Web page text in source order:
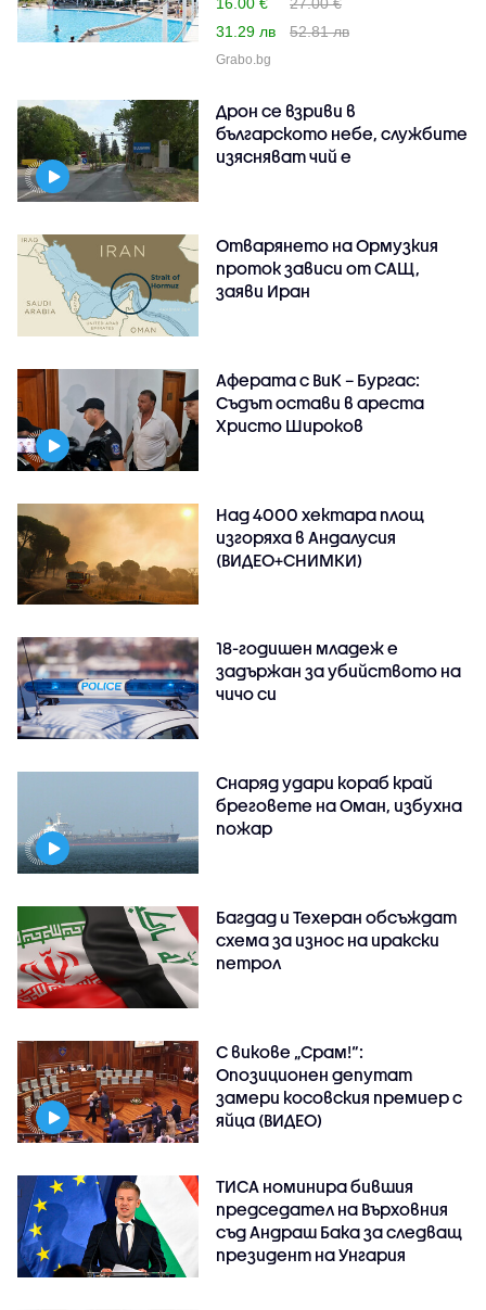
31.29 лв
52.81 лв
Grabo.bg
Дрон се взриви в
българското небе, службите
изясняват чий е
Отварянето на Ормузкия
проток зависи от САЩ,
заяви Иран
Аферата с ВиК – Бургас:
Съдът остави в ареста
Христо Широков
Над 4000 хектара площ
изгоряха в Андалусия
(ВИДЕО+СНИМКИ)
18-годишен младеж е
задържан за убийството на
чичо си
Снаряд удари кораб край
бреговете на Оман, избухна
пожар
Багдад и Техеран обсъждат
схема за износ на иракски
петрол
С викове „Срам!“:
Опозиционен депутат
замери косовския премиер с
яйца (ВИДЕО)
ТИСА номинира бившия
председател на Върховния
съд Андраш Бака за следващ
президент на Унгария